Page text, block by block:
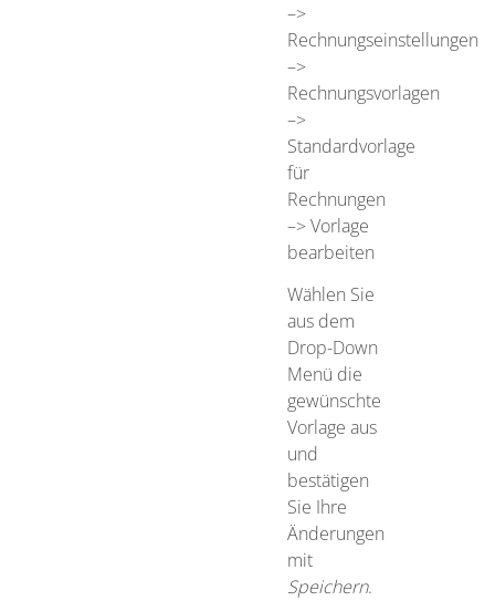
–>
Rechnungseinstellungen
–>
Rechnungsvorlagen
–>
Standardvorlage
für
Rechnungen
–> Vorlage
bearbeiten
Wählen Sie
aus dem
Drop-Down
Menü die
gewünschte
Vorlage aus
und
bestätigen
Sie Ihre
Änderungen
mit
Speichern.